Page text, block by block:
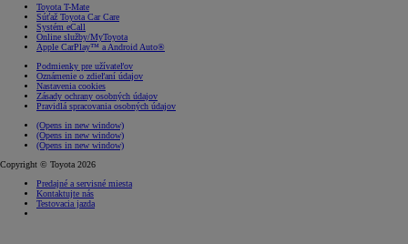
Toyota T-Mate
Súťaž Toyota Car Care
Systém eCall
Online služby/MyToyota
Apple CarPlay™ a Android Auto®
Podmienky pre užívateľov
Oznámenie o zdieľaní údajov
Nastavenia cookies
Zásady ochrany osobných údajov
Pravidlá spracovania osobných údajov
(Opens in new window)
(Opens in new window)
(Opens in new window)
Copyright © Toyota 2026
Predajné a servisné miesta
Kontaktujte nás
Testovacia jazda